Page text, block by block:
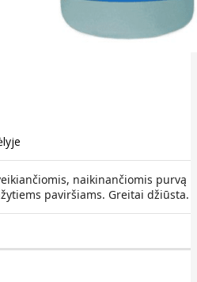
naikinančiomis purvą
paviršiams. Greitai džiūsta.